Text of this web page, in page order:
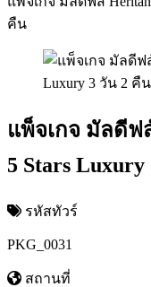
คืน
แพ็จเกจ มัลดีฟ
5 Stars
รหัสทัวร์
PKG_0031
สถานที่